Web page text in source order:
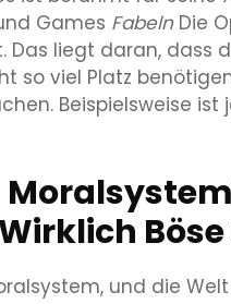
Games Fabeln Die
Das liegt daran, dass
so viel Platz
Beispielsweise
Böse
und die